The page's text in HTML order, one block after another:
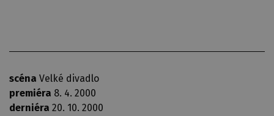
scéna Velké divadlo
premiéra 8. 4. 2000
derniéra 20. 10. 2000